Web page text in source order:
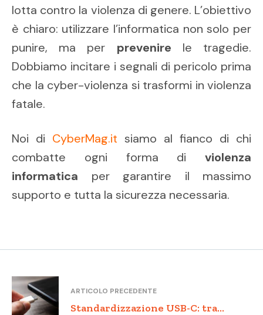
lotta contro la violenza di genere. L’obiettivo
è chiaro: utilizzare l’informatica non solo per
punire, ma per prevenire le tragedie.
Dobbiamo incitare i segnali di pericolo prima
che la cyber-violenza si trasformi in violenza
fatale.
Noi di CyberMag.it siamo al fianco di chi
combatte ogni forma di violenza
informatica per garantire il massimo
supporto e tutta la sicurezza necessaria.
ARTICOLO PRECEDENTE
Standardizzazione USB-C: tra